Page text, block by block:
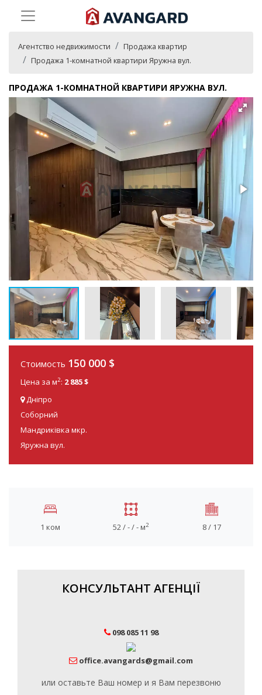
Агентство недвижимости
Продажа квартир
Продажа 1-комнатной квартири Яружна вул.
ПРОДАЖА 1-КОМНАТНОЙ КВАРТИРИ ЯРУЖНА ВУЛ.
Стоимость 150 000 $
Цена за м2: 2 885 $
Дніпро
Соборний
Мандриківка мкр.
Яружна вул.
1 ком 52 / - / - м2 8 / 17
КОНСУЛЬТАНТ АГЕНЦІЇ
098 085 11 98
office.avangards@gmail.com
или оставьте Ваш номер и я Вам перезвоню